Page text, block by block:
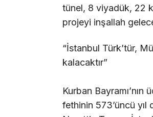
tünel, 8 viyadük, 22
projeyi inşallah
“İstanbul Türk’tür,
kalacaktır”
Kurban
fethinin 573’üncü yıl